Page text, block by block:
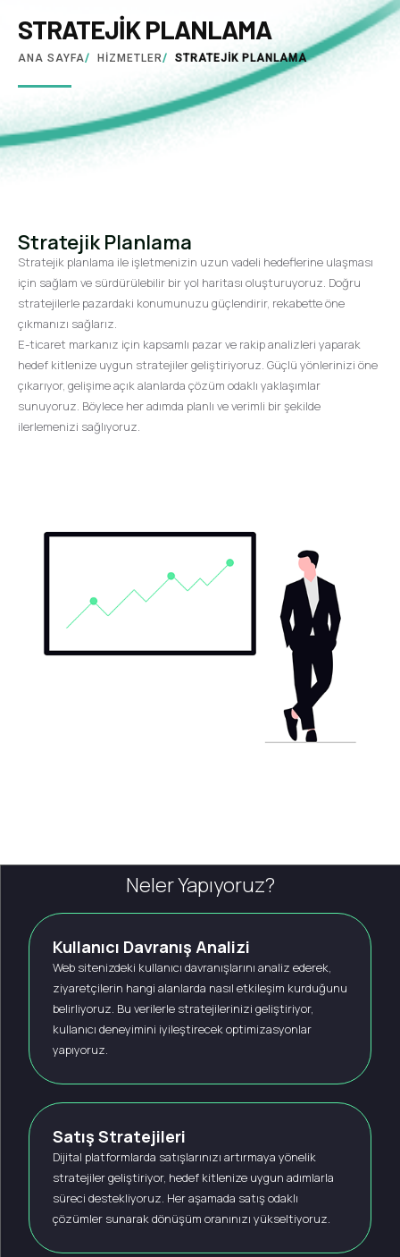
STRATEJIK PLANLAMA
ANA SAYFA/ HIZMETLER/ STRATEJİK PLANLAMA
Stratejik Planlama
Stratejik planlama ile işletmenizin uzun vadeli hedeflerine ulaşması
için sağlam ve sürdürülebilir bir yol haritası oluşturuyoruz. Doğru
stratejilerle pazardaki konumunuzu güçlendirir, rekabette öne
çıkmanızı sağlarız.
E-ticaret markanız için kapsamlı pazar ve rakip analizleri yaparak
hedef kitlenize uygun stratejiler geliştiriyoruz. Güçlü yönlerinizi öne
çıkarıyor, gelişime açık alanlarda çözüm odaklı yaklaşımlar
sunuyoruz. Böylece her adımda planlı ve verimli bir şekilde
ilerlemenizi sağlıyoruz.
Neler Yapıyoruz?
Kullanıcı Davranış Analizi
Web sitenizdeki kullanıcı davranışlarını analiz ederek,
ziyaretçilerin hangi alanlarda nasıl etkileşim kurduğunu
belirliyoruz. Bu verilerle stratejilerinizi geliştiriyor,
kullanıcı deneyimini iyileştirecek optimizasyonlar
yapıyoruz.
Satış Stratejileri
Dijital platformlarda satışlarınızı artırmaya yönelik
stratejiler geliştiriyor, hedef kitlenize uygun adımlarla
süreci destekliyoruz. Her aşamada satış odaklı
çözümler sunarak dönüşüm oranınızı yükseltiyoruz.